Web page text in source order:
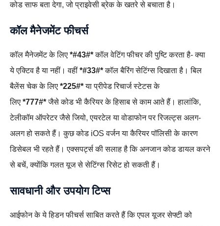
कोड साफ बता देगा, जो प्राइवेसी ब्रेक के खतरे से बचाता है।
कॉल मैनेजमेंट फीचर्स
कॉल मैनेजमेंट के लिए *#43#*कॉल वेटिंग फीचर की पुष्टि करता है- क्या
ये एक्टिव है या नहीं। वहीं *#33#*कॉल बैरिंग सेटिंग्स दिखाता है। बिल
बैलेंस चेक के लिए *225#*या प्रीपेड रिचार्ज स्टेटस के
लिए *777#*जैसे कोड भी कैरियर के हिसाब से काम आते हैं। हालांकि,
टेलीकॉम ऑपरेटर जैसे जियो, एयरटेल या वोडाफोन पर रिजल्ट्स अलग-
अलग हो सकते हैं। कुछ कोड iOS वर्जन या कैरियर पॉलिसी के कारण
डिसेबल भी रहते हैं। एक्सपर्ट्स की सलाह है कि अनजान कोड डायल करने
से बचें, क्योंकि गलत यूज से सेटिंग्स रिसेट हो सकती हैं।
सावधानी और उपयोग टिप्स
आईफोन के ये हिडन फीचर्स साबित करते हैं कि एपल यूजर सेफ्टी को